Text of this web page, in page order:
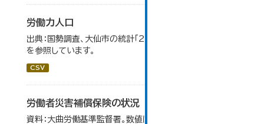
労働力人口
出典：国勢調査、大仙市の統計「2-6 労働力人口」のデータ
を参照しています。
CSV
労働者災害補償保険の状況
資料：大曲労働基準監督署。数値は大曲労働基準監督署の